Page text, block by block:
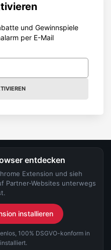
und Gewinnspiele
per E-Mail
entdecken
Extension und sieh
Partner-Websites unterwegs
installieren
100% DSGVO-konform in